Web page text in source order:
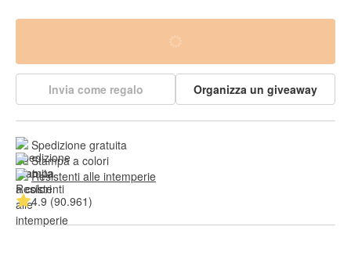
Invia come regalo Organizza un giveaway
Spedizione gratuita
Stampa a colori
Resistenti alle intemperie
4.9 (90.961)